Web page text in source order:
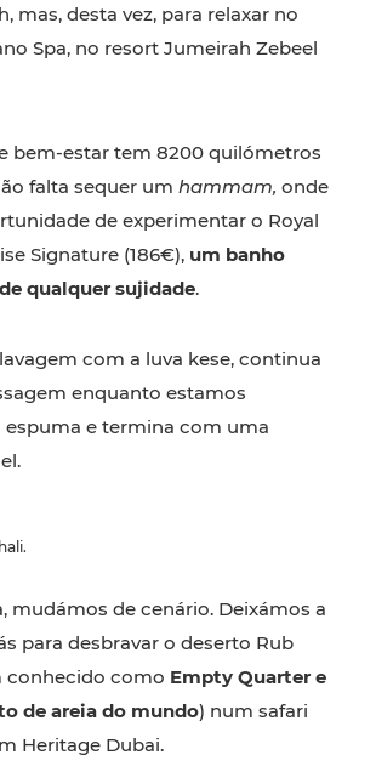
mas, desta vez, para relaxar no
Spa, no resort Jumeirah Zebeel
bem-estar tem 8200 quilómetros
falta sequer um hammam, onde
de experimentar o Royal
Signature (186€), um banho
qualquer sujidade.
com a luva kese, continua
enquanto estamos
espuma e termina com uma
mudámos de cenário. Deixámos a
para desbravar o deserto Rub
conhecido como Empty Quarter e
de areia do mundo) num safari
Heritage Dubai.